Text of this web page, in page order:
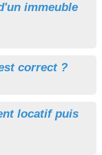
immeuble
correct ?
locatif puis